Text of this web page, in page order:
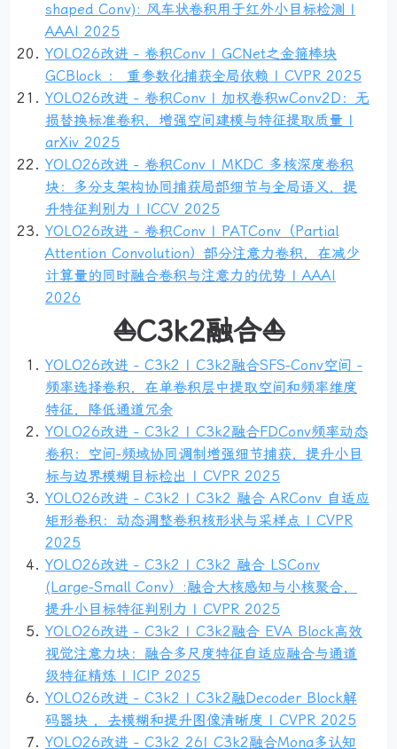
shaped Conv): 风车状卷积用于红外小目标检测 |
AAAI 2025
YOLO26改进 - 卷积Conv | GCNet之金箍棒块
GCBlock ： 重参数化捕获全局依赖 | CVPR 2025
YOLO26改进 - 卷积Conv | 加权卷积wConv2D：无
损替换标准卷积，增强空间建模与特征提取质量 |
arXiv 2025
YOLO26改进 - 卷积Conv | MKDC 多核深度卷积
块：多分支架构协同捕获局部细节与全局语义，提
升特征判别力 | ICCV 2025
YOLO26改进 - 卷积Conv | PATConv（Partial
Attention Convolution）部分注意力卷积，在减少
计算量的同时融合卷积与注意力的优势 | AAAI
2026
⛵C3k2融合⛵
YOLO26改进 - C3k2 | C3k2融合SFS-Conv空间 -
频率选择卷积，在单卷积层中提取空间和频率维度
特征，降低通道冗余
YOLO26改进 - C3k2 | C3k2融合FDConv频率动态
卷积：空间-频域协同调制增强细节捕获，提升小目
标与边界模糊目标检出 | CVPR 2025
YOLO26改进 - C3k2 | C3k2 融合 ARConv 自适应
矩形卷积：动态调整卷积核形状与采样点 | CVPR
2025
YOLO26改进 - C3k2 | C3k2 融合 LSConv
(Large-Small Conv）:融合大核感知与小核聚合，
提升小目标特征判别力 | CVPR 2025
YOLO26改进 - C3k2 | C3k2融合 EVA Block高效
视觉注意力块：融合多尺度特征自适应融合与通道
级特征精炼 | ICIP 2025
YOLO26改进 - C3k2 | C3k2融Decoder Block解
码器块 ，去模糊和提升图像清晰度 | CVPR 2025
YOLO26改进 - C3k2 26| C3k2融合Mona多认知